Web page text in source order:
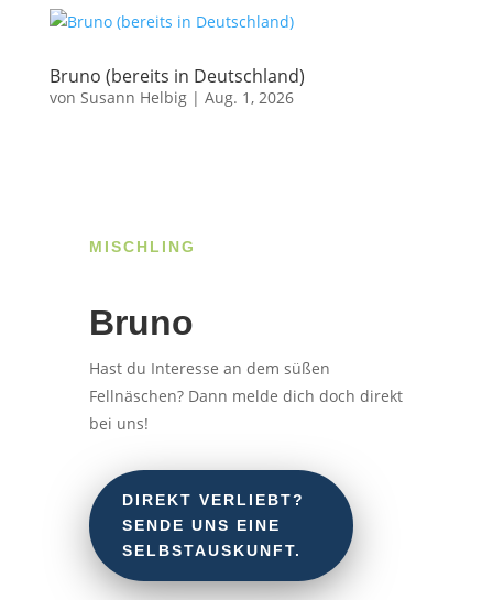
Bruno (bereits in Deutschland)
von Susann Helbig| Aug. 1, 2026
MISCHLING
Bruno
Hast du Interesse an dem süßen
Fellnäschen? Dann melde dich doch direkt
bei uns!
DIREKT VERLIEBT?
SENDE UNS EINE
SELBSTAUSKUNFT.